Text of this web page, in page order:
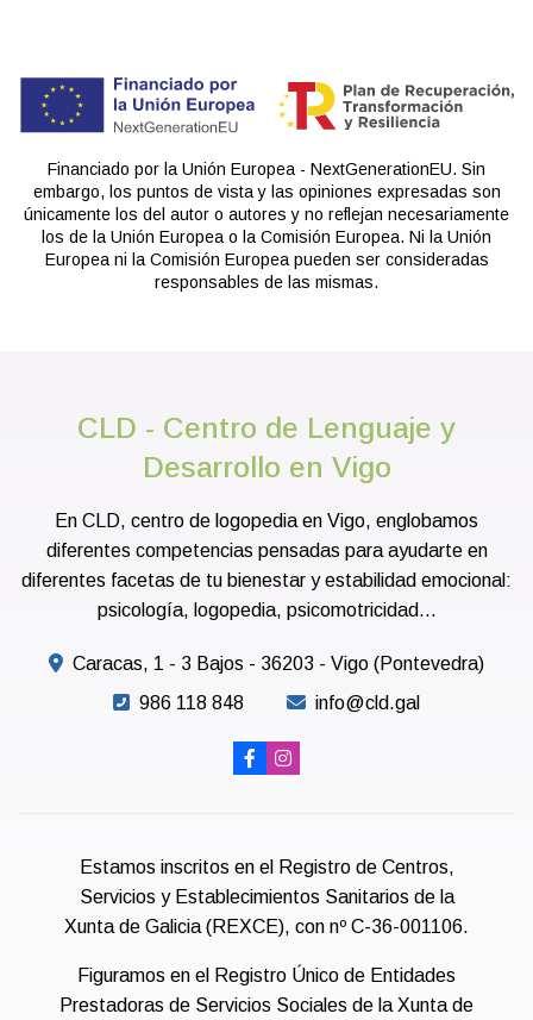
Financiado por la Unión Europea - NextGenerationEU. Sin
embargo, los puntos de vista y las opiniones expresadas son
únicamente los del autor o autores y no reflejan necesariamente
los de la Unión Europea o la Comisión Europea. Ni la Unión
Europea ni la Comisión Europea pueden ser consideradas
responsables de las mismas.
CLD - Centro de Lenguaje y
Desarrollo en Vigo
En CLD, centro de logopedia en Vigo, englobamos
diferentes competencias pensadas para ayudarte en
diferentes facetas de tu bienestar y estabilidad emocional:
psicología, logopedia, psicomotricidad...
Caracas, 1 - 3 Bajos - 36203 - Vigo (Pontevedra)
986 118 848
info@cld.gal
Estamos inscritos en el Registro de Centros,
Servicios y Establecimientos Sanitarios de la
Xunta de Galicia (REXCE), con nº C-36-001106.
Figuramos en el Registro Único de Entidades
Prestadoras de Servicios Sociales de la Xunta de